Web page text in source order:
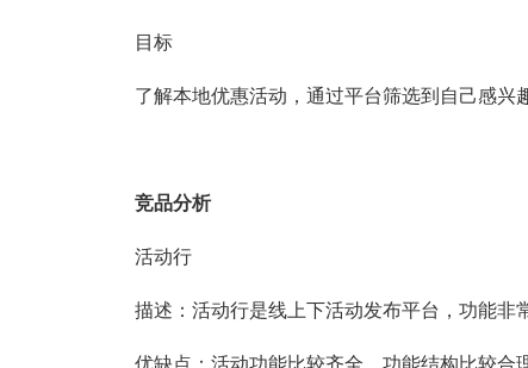
目标
了解本地优惠活动，通过平台筛选到自己感兴
竞品分析
活动行
描述：活动行是线上下活动发布平台，功能非
优缺点：活动功能比较齐全，功能结构比较合